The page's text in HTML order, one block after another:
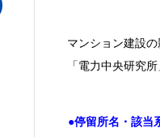
マンション建設
「電力中央研究
●停留所名・該当